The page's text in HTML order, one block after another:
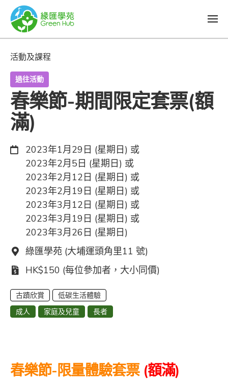
活動及課程
過往活動
春樂節-期間限定套票(額
滿)
日期：
2023年1月29日 (星期日) 或
2023年2月5日 (星期日) 或
2023年2月12日 (星期日) 或
2023年2月19日 (星期日) 或
2023年3月12日 (星期日) 或
2023年3月19日 (星期日) 或
2023年3月26日 (星期日)
地點：
綠匯學苑 (大埔運頭角里11 號)
費用：
HK$150 (每位參加者，大小同價)
古蹟欣賞
低碳生活體驗
成人
家庭及兒童 長者
春樂節-限量體驗套票 (額滿)